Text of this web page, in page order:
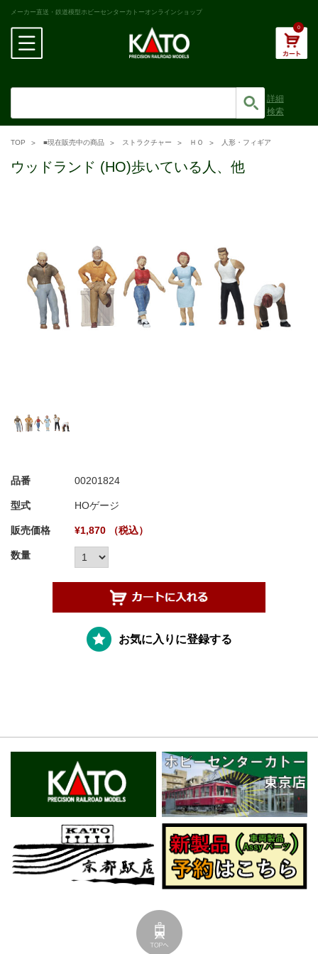
メーカー直送・鉄道模型ホビーセンターカトーオンラインショップ
0
詳細
検索
TOP ■現在販売中の商品 ストラクチャー ＨＯ 人形・フィギア
ウッドランド (HO)歩いている人、他
品番 00201824
型式 HOゲージ
販売価格 ¥1,870 （税込）
数量
お気に入りに登録する